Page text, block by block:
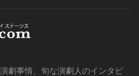
劇事情、旬な演劇人のインタビ